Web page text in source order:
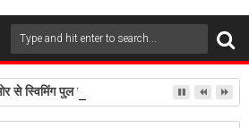
से स्विमिंग पुल सुविधा हो- शेरी लुंड